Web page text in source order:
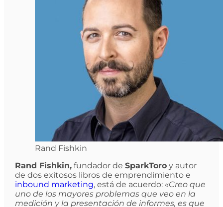
Rand Fishkin
Rand Fishkin,fundador de SparkToroy autor
de dos exitosos libros de emprendimiento e
inbound marketing, está de acuerdo:«Creo que
uno de los mayores problemas que veo en la
medición y la presentación de informes, es que